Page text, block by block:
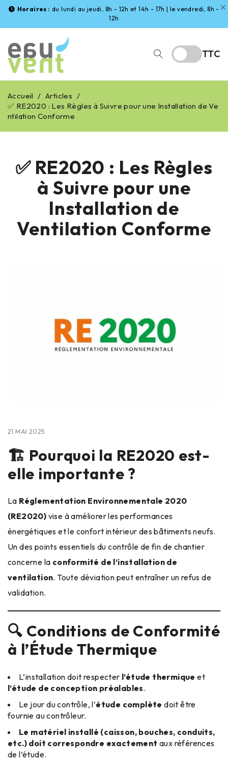
Horaires : du lundi au jeudi, 8h - 12h et 14h - 17h | le vendredi, 8h -
12h
TTC
Accueil / Articles /
✅ RE2020 : Les Règles à Suivre pour une Installation de Ve
ntilation Conforme
✅ RE2020 : Les Règles
à Suivre pour une
Installation de
Ventilation Conforme
21 MAI 2025
🏗️ Pourquoi la RE2020 est-
elle importante ?
La Réglementation Environnementale 2020
(RE2020) vise à améliorer les performances
énergétiques et le confort intérieur des bâtiments neufs.
Un des points essentiels du contrôle de fin de chantier
concerne la conformité de l’installation de
ventilation. Toute déviation peut entraîner un refus de
validation.
🔍 Conditions de Conformité
à l’Étude Thermique
L’installation doit respecter l’étude thermique et
l’étude de conception préalables.
Le jour du contrôle, l’étude complète doit être
fournie au contrôleur.
Le matériel installé (caisson, bouches, conduits,
etc.) doit correspondre exactement aux références
de l’étude.